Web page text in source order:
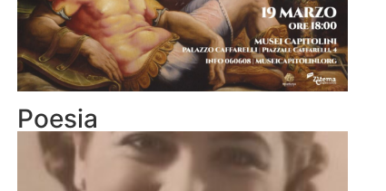
Poesia